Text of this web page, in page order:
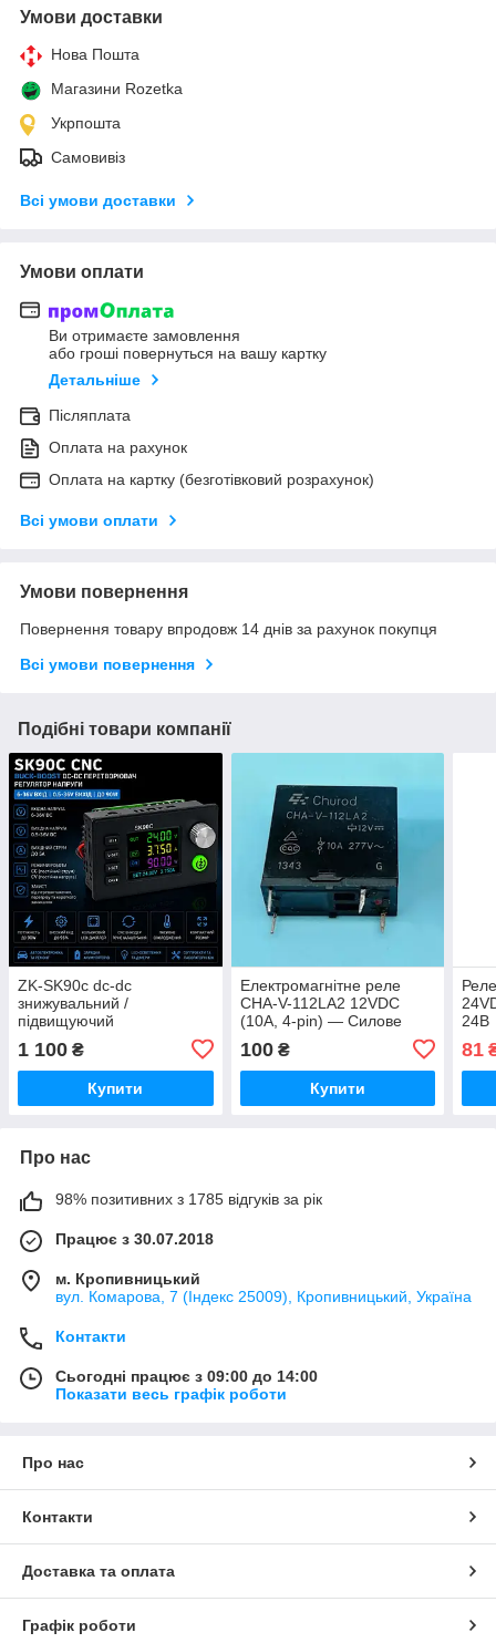
Умови доставки
Нова Пошта
Магазини Rozetka
Укрпошта
Самовивіз
Всі умови доставки
Умови оплати
Ви отримаєте замовлення
або гроші повернуться на вашу картку
Детальніше
Післяплата
Оплата на рахунок
Оплата на картку (безготівковий розрахунок)
Всі умови оплати
Умови повернення
Повернення товару впродовж 14 днів за рахунок покупця
Всі умови повернення
Подібні товари компанії
ZK-SK90c dc-dc
знижувальний /
підвищуючий
перетворювач CC|CV 0,5-
36V 5A
1 100 ₴
Купити
Електромагнітне реле
CHA-V-112LA2 12VDC
(10A, 4-pin) — Силове
100₴
Купити
24В
81
Про нас
98% позитивних з 1785 відгуків за рік
Працює з 30.07.2018
м. Кропивницький
вул. Комарова, 7 (Індекс 25009), Кропивницький, Україна
Контакти
Сьогодні працює з 09:00 до 14:00
Показати весь графік роботи
Про нас
Контакти
Доставка та оплата
Графік роботи